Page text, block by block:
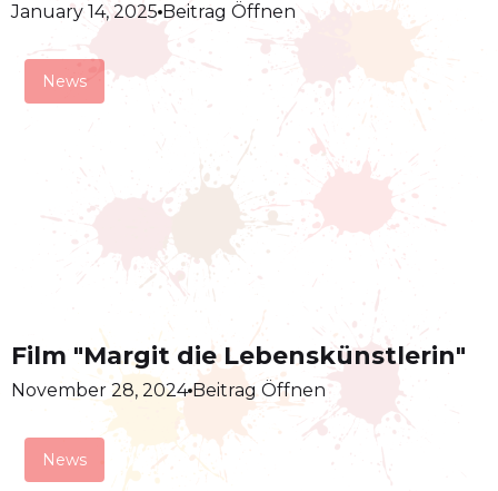
January 14, 2025 Beitrag Öffnen
News
Film "Margit die Lebenskünstlerin"
November 28, 2024 Beitrag Öffnen
News